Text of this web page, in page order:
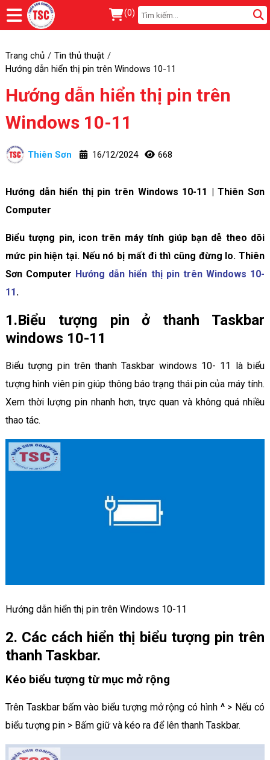
(0)
Trang chủ
Tin thủ thuật
Hướng dẫn hiển thị pin trên Windows 10-11
Hướng dẫn hiển thị pin trên
Windows 10-11
Thiên Sơn 16/12/2024 668
Hướng dẫn hiển thị pin trên Windows 10-11 | Thiên Sơn
Computer
Biểu tượng pin, icon trên máy tính giúp bạn dễ theo dõi
mức pin hiện tại. Nếu nó bị mất đi thì cũng đừng lo. Thiên
Sơn Computer Hướng dẫn hiển thị pin trên Windows 10-
11.
1.Biểu tượng pin ở thanh Taskbar
windows 10-11
Biểu tượng pin trên thanh Taskbar windows 10- 11 là biểu
tượng hình viên pin giúp thông báo trạng thái pin của máy tính.
Xem thời lượng pin nhanh hơn, trực quan và không quá nhiều
thao tác.
Hướng dẫn hiển thị pin trên Windows 10-11
2. Các cách hiển thị biểu tượng pin trên
thanh Taskbar.
Kéo biểu tượng từ mục mở rộng
Trên Taskbar bấm vào biểu tượng mở rộng có hình ^> Nếu có
biểu tượng pin > Bấm giữ và kéo ra để lên thanh Taskbar.